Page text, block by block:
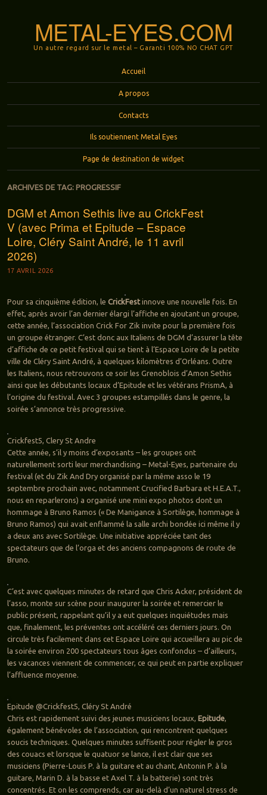
METAL-EYES.COM
Un autre regard sur le metal – Garanti 100% NO CHAT GPT
Accueil
A propos
Contacts
Ils soutiennent Metal Eyes
Page de destination de widget
ARCHIVES DE TAG: PROGRESSIF
DGM et Amon Sethis live au CrickFest
V (avec Prima et Epitude – Espace
Loire, Cléry Saint André, le 11 avril
2026)
17 AVRIL 2026
Pour sa cinquième édition, le CrickFestinnove une nouvelle fois. En
effet, après avoir l’an dernier élargi l’affiche en ajoutant un groupe,
cette année, l’association Crick For Zik invite pour la première fois
un groupe étranger. C’est donc aux Italiens de DGM d’assurer la tête
d’affiche de ce petit festival qui se tient à l’Espace Loire de la petite
ville de Cléry Saint André, à quelques kilomètres d’Orléans. Outre
les Italiens, nous retrouvons ce soir les Grenoblois d’Amon Sethis
ainsi que les débutants locaux d’Epitude et les vétérans PrismA, à
l’origine du festival. Avec 3 groupes estampillés dans le genre, la
soirée s’annonce très progressive.
Crickfest5, Clery St Andre
Cette année, s’il y moins d’exposants – les groupes ont
naturellement sorti leur merchandising – Metal-Eyes, partenaire du
festival (et du Zik And Dry organisé par la même asso le 19
septembre prochain avec, notamment Crucified Barbara et H.E.A.T.,
nous en reparlerons) a organisé une mini expo photos dont un
hommage à Bruno Ramos (« De Manigance à Sortilège, hommage à
Bruno Ramos) qui avait enflammé la salle archi bondée ici même il y
a deux ans avec Sortilège. Une initiative appréciée tant des
spectateurs que de l’orga et des anciens compagnons de route de
Bruno.
C’est avec quelques minutes de retard que Chris Acker, président de
l’asso, monte sur scène pour inaugurer la soirée et remercier le
public présent, rappelant qu’il y a eut quelques inquiétudes mais
que, finalement, les préventes ont accéléré ces derniers jours. On
circule très facilement dans cet Espace Loire qui accueillera au pic de
la soirée environ 200 spectateurs tous âges confondus – d’ailleurs,
les vacances viennent de commencer, ce qui peut en partie expliquer
l’affluence moyenne.
Epitude @Crickfest5, Cléry St André
Chris est rapidement suivi des jeunes musiciens locaux, Epitude,
également bénévoles de l’association, qui rencontrent quelques
soucis techniques. Quelques minutes suffisent pour régler le gros
des couacs et lorsque le quatuor se lance, il est clair que ses
musiciens (Pierre-Louis P. à la guitare et au chant, Antonin P. à la
guitare, Marin D. à la basse et Axel T. à la batterie) sont très
concentrés. Et on les comprends, car au-delà d’un naturel stress de